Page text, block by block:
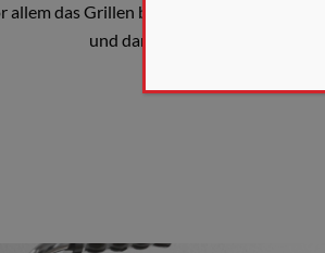
allem das Grillen bei hohen Temperaturen –
und damit herrliche Röstaromen.